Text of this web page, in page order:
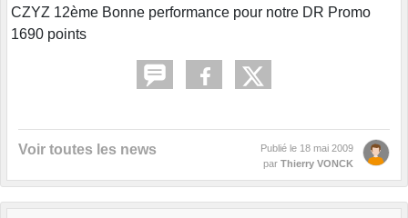
CZYZ 12ème Bonne performance pour notre DR Promo
1690 points
Voir toutes les news Publié le 18 mai 2009
par Thierry VONCK